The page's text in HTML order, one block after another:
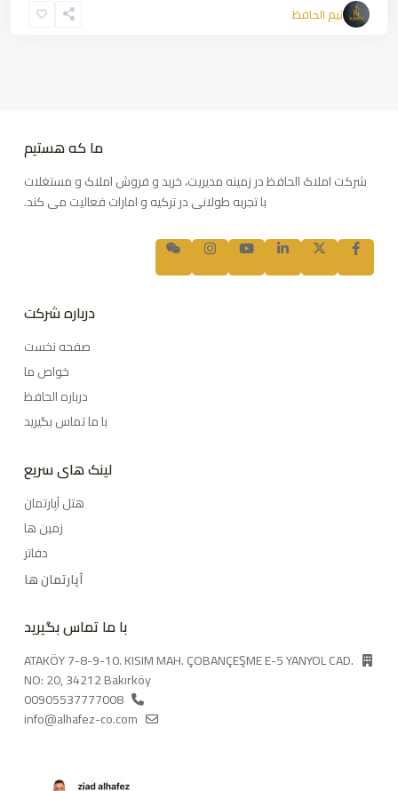
تیم الحافظ
ما که هستیم
شرکت املاک الحافظ در زمینه مدیریت، خرید و فروش املاک و مستغلات
با تجربه طولانی در ترکیه و امارات فعالیت می کند.
درباره شرکت
صفحه نخست
خواص ما
درباره الحافظ
با ما تماس بگیرید
لینک های سریع
هتل آپارتمان
زمین ها
دفاتر
آپارتمان ها
با ما تماس بگیرید
ATAKÖY 7-8-9-10. KISIM MAH. ÇOBANÇEŞME E-5 YANYOL CAD.
NO: 20, 34212 Bakırköy
00905537777008
info@alhafez-co.com